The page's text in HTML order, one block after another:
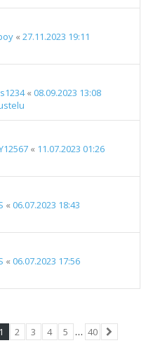
« 27.11.2023 19:11
« 08.09.2023 13:08
« 11.07.2023 01:26
« 06.07.2023 18:43
« 06.07.2023 17:56
1 2 3 4 5 … 40